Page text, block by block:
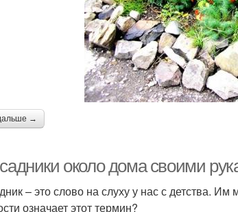
→
около дома своими
– это слово на слуху у нас с детства.
означает этот термин?